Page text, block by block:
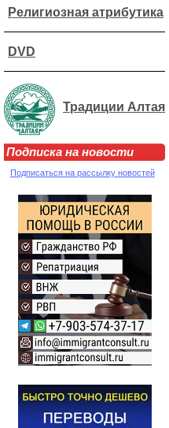
Религиозная атрибутика
DVD
Традиции Алтая
Подписка на новости
Подписаться на рассылку новостей